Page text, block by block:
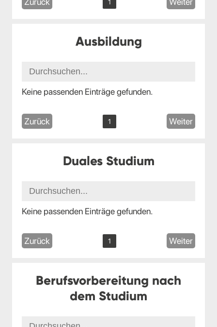
1
Ausbildung
Keine passenden Einträge gefunden.
Zurück 1 Weiter
Duales Studium
Keine passenden Einträge gefunden.
Zurück 1 Weiter
Berufsvorbereitung nach
dem Studium